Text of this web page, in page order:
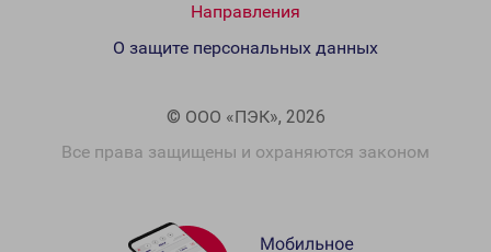
Направления
© ООО «ПЭК», 2026
Все права защищены и охраняются законом
О защите персональных данных